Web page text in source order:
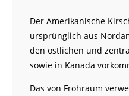
Der Amerikanische
ursprünglich aus
den östlichen und
sowie in Kanada
Das von Frohraum